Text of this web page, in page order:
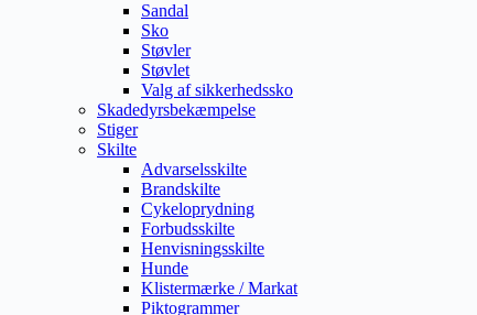
Sandal
Sko
Støvler
Støvlet
Valg af sikkerhedssko
Skadedyrsbekæmpelse
Stiger
Skilte
Advarselsskilte
Brandskilte
Cykeloprydning
Forbudsskilte
Henvisningsskilte
Hunde
Klistermærke / Markat
Piktogrammer